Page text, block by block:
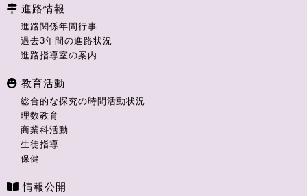
進路情報
進路関係年間行事
過去3年間の進路状況
進路指導室の案内
教育活動
総合的な探究の時間活動状況
理数教育
商業科活動
生徒指導
保健
情報公開